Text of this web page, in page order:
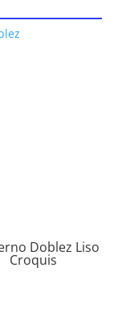
Doblez Liso
Croquis